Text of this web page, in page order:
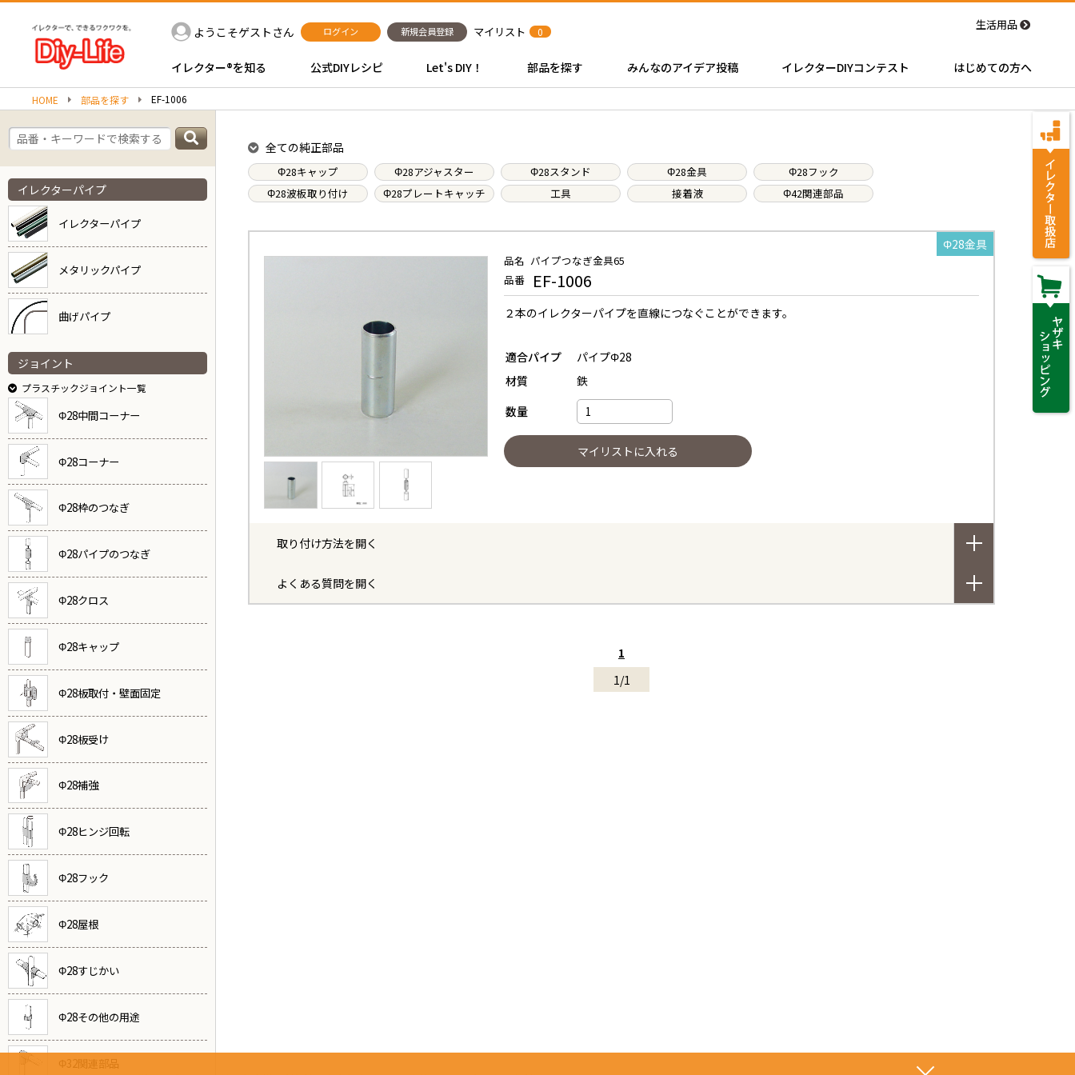
ようこそゲストさん ログイン 新規会員登録 マイリスト 0 生活用品
イレクター®を知る 公式DIYレシピ Let's DIY！ 部品を探す みんなのアイデア投稿 イレクターDIYコンテスト はじめての方へ
HOME 部品を探す EF-1006
イレクターパイプ
イレクターパイプ
メタリックパイプ
曲げパイプ
ジョイント
プラスチックジョイント一覧
Φ28中間コーナー
Φ28コーナー
Φ28枠のつなぎ
Φ28パイプのつなぎ
Φ28クロス
Φ28キャップ
Φ28板取付・壁面固定
Φ28板受け
Φ28補強
Φ28ヒンジ回転
Φ28フック
Φ28屋根
Φ28すじかい
Φ28その他の用途
Φ32関連部品
全ての純正部品
Φ28キャップ Φ28アジャスター Φ28スタンド Φ28金具
Φ28フック
Φ28波板取り付け
Φ28プレートキャッチ 工具 接着液 Φ42関連部品
Φ28金具
品名 パイプつなぎ金具65
品番
EF-1006
２本のイレクターパイプを直線につなぐことができます。
適合パイプ
パイプΦ28
材質
鉄
数量
取り付け方法を開く
よくある質問を開く
1/1
1